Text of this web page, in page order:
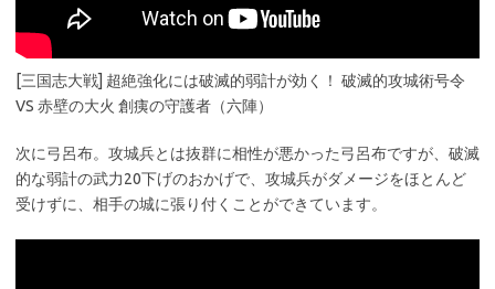
[三国志大戦] 超絶強化には破滅的弱計が効く！ 破滅的攻城術号令
VS 赤壁の大火 創痍の守護者（六陣）
次に弓呂布。攻城兵とは抜群に相性が悪かった弓呂布ですが、破滅
的な弱計の武力20下げのおかげで、攻城兵がダメージをほとんど
受けずに、相手の城に張り付くことができています。